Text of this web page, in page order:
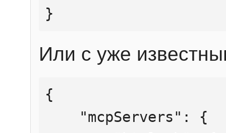
}
Или с уже
{